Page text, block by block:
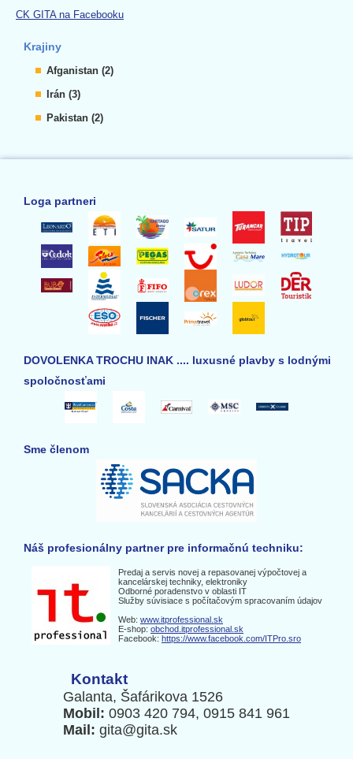
CK GITA na Facebooku
Krajiny
Afganistan (2)
Irán (3)
Pakistan (2)
Loga partneri
DOVOLENKA TROCHU INAK .... luxusné plavby s lodnými
spoločnosťami
Sme členom
Náš profesionálny partner pre informačnú techniku:
Predaj a servis novej a repasovanej výpočtovej a
kancelárskej techniky, elektroniky
Odborné poradenstvo v oblasti IT
Služby súvisiace s počítačovým spracovaním údajov
Web: www.itprofessional.sk
E-shop: obchod.itprofessional.sk
Facebook: https://www.facebook.com/ITPro.sro
Kontakt
Galanta, Šafárikova 1526
Mobil: 0903 420 794, 0915 841 961
Mail: gita@gita.sk